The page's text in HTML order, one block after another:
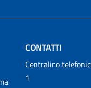
CONTATTI
Centralino
1